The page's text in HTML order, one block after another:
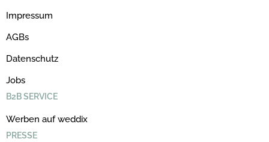
Impressum
AGBs
Datenschutz
Jobs
B2B SERVICE
Werben auf weddix
PRESSE